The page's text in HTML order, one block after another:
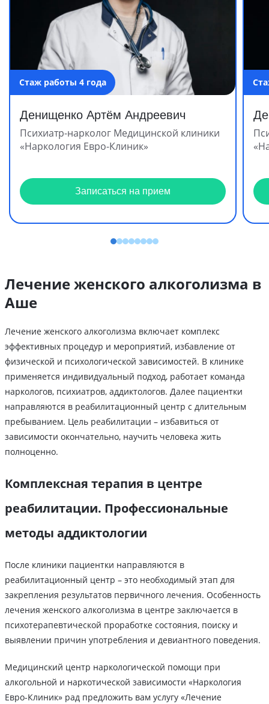
Стаж работы 4 года
Денищенко Артём Андреевич
Психиатр-нарколог Медицинской клиники
«Наркология Евро-Клиник»
Записаться на прием
Лечение женского алкоголизма в
Аше
Лечение женского алкоголизма включает комплекс
эффективных процедур и мероприятий, избавление от
физической и психологической зависимостей. В клинике
применяется индивидуальный подход, работает команда
наркологов, психиатров, аддиктологов. Далее пациентки
направляются в реабилитационный центр с длительным
пребыванием. Цель реабилитации – избавиться от
зависимости окончательно, научить человека жить
полноценно.
Комплексная терапия в центре
реабилитации. Профессиональные
методы аддиктологии
После клиники пациентки направляются в
реабилитационный центр – это необходимый этап для
закрепления результатов первичного лечения. Особенность
лечения женского алкоголизма в центре заключается в
психотерапевтической проработке состояния, поиску и
выявлении причин употребления и девиантного поведения.
Медицинский центр наркологической помощи при
алкогольной и наркотической зависимости «Наркология
Евро-Клиник» рад предложить вам услугу «Лечение